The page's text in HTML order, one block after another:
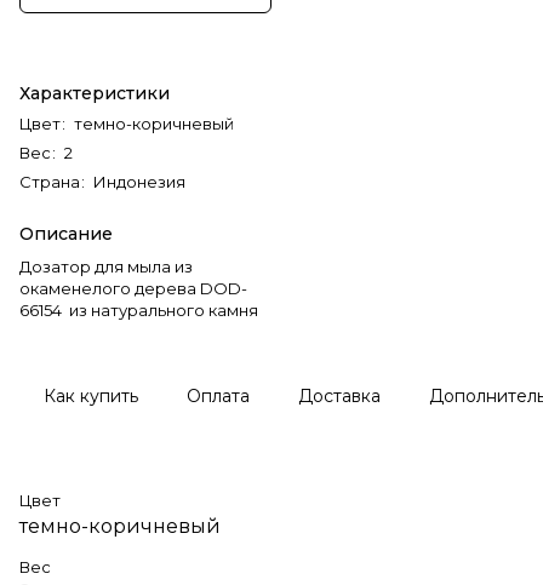
Характеристики
Цвет: темно-коричневый
Вес: 2
Страна: Индонезия
Описание
Дозатор для мыла из
окаменелого дерева DOD-
66154 из натурального камня
Как купить Оплата Доставка
Цвет
темно-коричневый
Вес